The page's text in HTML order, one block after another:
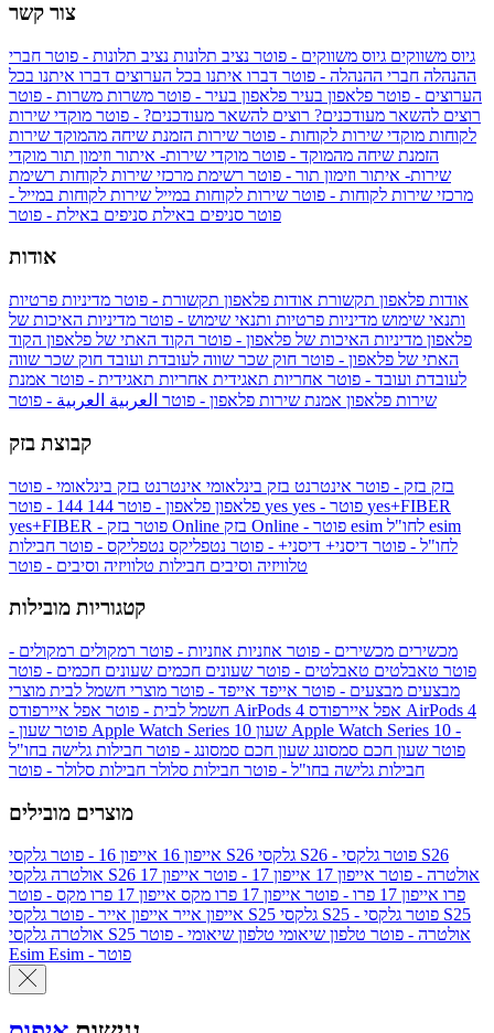
צור קשר
גיוס משווקים גיוס משווקים - פוטר נציב תלונות נציב תלונות - פוטר חברי
ההנהלה חברי ההנהלה - פוטר דברו איתנו בכל הערוצים דברו איתנו בכל
הערוצים - פוטר פלאפון בעיר פלאפון בעיר - פוטר משרות משרות - פוטר
רוצים להשאר מעודכנים? רוצים להשאר מעודכנים? - פוטר מוקדי שירות
לקוחות מוקדי שירות לקוחות - פוטר שירות הזמנת שיחה מהמוקד שירות
הזמנת שיחה מהמוקד - פוטר מוקדי שירות- איתור וזימון תור מוקדי
שירות- איתור וזימון תור - פוטר רשימת מרכזי שירות לקוחות רשימת
מרכזי שירות לקוחות - פוטר שירות לקוחות במייל שירות לקוחות במייל -
פוטר סניפים באילת סניפים באילת - פוטר
אודות
אודות פלאפון תקשורת אודות פלאפון תקשורת - פוטר מדיניות פרטיות
ותנאי שימוש מדיניות פרטיות ותנאי שימוש - פוטר מדיניות האיכות של
פלאפון מדיניות האיכות של פלאפון - פוטר הקוד האתי של פלאפון הקוד
האתי של פלאפון - פוטר חוק שכר שווה לעובדת ועובד חוק שכר שווה
לעובדת ועובד - פוטר אחריות תאגידית אחריות תאגידית - פוטר אמנת
שירות פלאפון אמנת שירות פלאפון - פוטר العربية العربية - פוטר
קבוצת בזק
בזק בזק - פוטר אינטרנט בזק בינלאומי אינטרנט בזק בינלאומי - פוטר
פלאפון פלאפון - פוטר 144 yes
yes+FIBER
yes+FIBER - פוטר בזק Online
esim
לחו"ל - פוטר דיסני+ דיסני+ - פוטר נטפליקס נטפליקס - פוטר חבילות
טלוויזיה וסיבים חבילות טלוויזיה וסיבים - פוטר
קטגוריות מובילות
מכשירים מכשירים - פוטר אוזניות אוזניות - פוטר רמקולים רמקולים -
פוטר טאבלטים טאבלטים - פוטר שעונים חכמים שעונים חכמים - פוטר
מבצעים מבצעים - פוטר אייפד אייפד - פוטר מוצרי חשמל לבית מוצרי
חשמל לבית - פוטר אפל איירפודס AirPods 4 אפל איירפודס AirPods 4
- פוטר שעון Apple Watch Series 10 שעון Apple Watch Series 10 -
פוטר שעון חכם סמסונג שעון חכם סמסונג - פוטר חבילות גלישה בחו"ל
חבילות גלישה בחו"ל - פוטר חבילות סלולר חבילות סלולר - פוטר
מוצרים מובילים
אייפון 16 אייפון 16 - פוטר גלקסי S26 גלקסי S26 - פוטר גלקסי S26
אולטרה
גלקסי S26 אולטרה - פוטר אייפון 17 אייפון 17 - פוטר
אייפון 17
פרו אייפון 17 פרו - פוטר אייפון 17 פרו מקס
אייפון 17 פרו מקס - פוטר
אייפון אייר אייפון אייר - פוטר גלקסי S25 גלקסי S25 - פוטר גלקסי S25
אולטרה
גלקסי S25 אולטרה - פוטר טלפון שיאומי טלפון שיאומי - פוטר
Esim
Esim - פוטר